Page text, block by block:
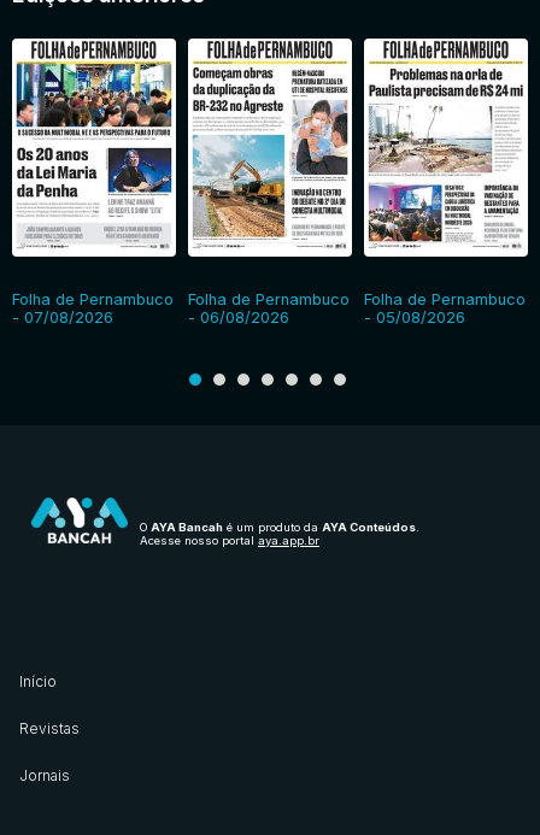
Folha de Pernambuco
- 07/08/2026
Folha de Pernambuco
- 06/08/2026
Folha de Pernambuco
- 05/08/2026
O AYA Bancah é um produto da AYA Conteúdos
Acesse nosso portal aya.app.br
Início
Revistas
Jornais